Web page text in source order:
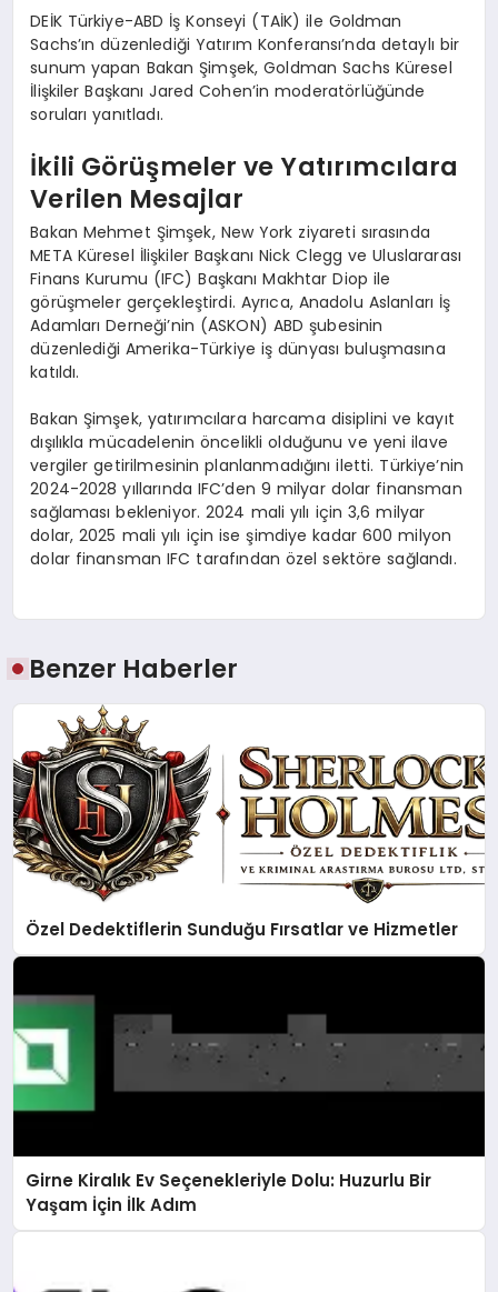
DEİK Türkiye-ABD İş Konseyi (TAİK) ile Goldman
Sachs’ın düzenlediği Yatırım Konferansı’nda detaylı bir
sunum yapan Bakan Şimşek, Goldman Sachs Küresel
İlişkiler Başkanı Jared Cohen’in moderatörlüğünde
soruları yanıtladı.
İkili Görüşmeler ve Yatırımcılara
Verilen Mesajlar
Bakan Mehmet Şimşek, New York ziyareti sırasında
META Küresel İlişkiler Başkanı Nick Clegg ve Uluslararası
Finans Kurumu (IFC) Başkanı Makhtar Diop ile
görüşmeler gerçekleştirdi. Ayrıca, Anadolu Aslanları İş
Adamları Derneği’nin (ASKON) ABD şubesinin
düzenlediği Amerika-Türkiye iş dünyası buluşmasına
katıldı.
Bakan Şimşek, yatırımcılara harcama disiplini ve kayıt
dışılıkla mücadelenin öncelikli olduğunu ve yeni ilave
vergiler getirilmesinin planlanmadığını iletti. Türkiye’nin
2024-2028 yıllarında IFC’den 9 milyar dolar finansman
sağlaması bekleniyor. 2024 mali yılı için 3,6 milyar
dolar, 2025 mali yılı için ise şimdiye kadar 600 milyon
dolar finansman IFC tarafından özel sektöre sağlandı.
Benzer Haberler
Özel Dedektiflerin Sunduğu Fırsatlar ve Hizmetler
Girne Kiralık Ev Seçenekleriyle Dolu: Huzurlu Bir
Yaşam İçin İlk Adım